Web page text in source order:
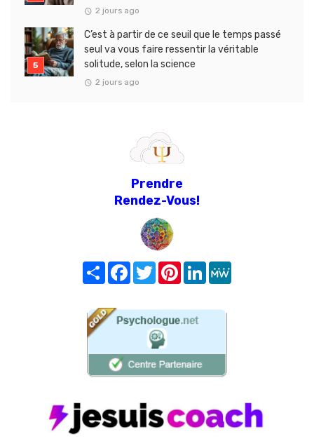
2 jours ago
C’est à partir de ce seuil que le temps passé
seul va vous faire ressentir la véritable
solitude, selon la science
2 jours ago
Prendre
Rendez-Vous!
Share FacebookTwitterPinterest
LinkedIn